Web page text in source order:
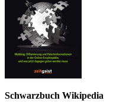
Schwarzbuch Wikipedia